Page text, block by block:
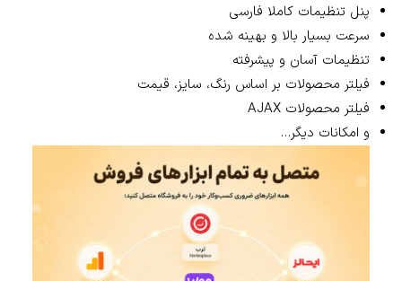
پنل تنظیمات کاملا فارسی
سرعت بسیار بالا و بهینه شده
تنظیمات آسان و پیشرفته
فیلتر محصولات بر اساس رنگ، سایز، قیمت
فیلتر محصولات AJAX
و امکانات دیگر…